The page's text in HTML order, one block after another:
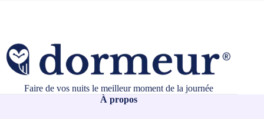
Faire de vos nuits le meilleur moment de la journée
À propos